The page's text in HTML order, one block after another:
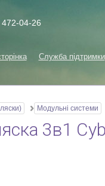
472-04-26
Служба підтримки
Модульні системи
3в1